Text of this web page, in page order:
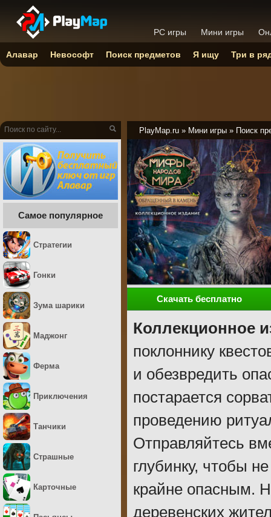
PlayMap.ru » Мини игры » Поиск
Скачать бесплатно
Коллекционное
поклоннику
и обезвредить
постарается
проведению
Отправляйтесь
глубинку, чтобы
крайне опасным.
деревенских
Самое популярное
Стратегии
Гонки
Зума шарики
Маджонг
Ферма
Приключения
Танчики
Страшные
Карточные
PC игры Мини игры
Алавар Невософт Поиск предметов Я ищу Три в